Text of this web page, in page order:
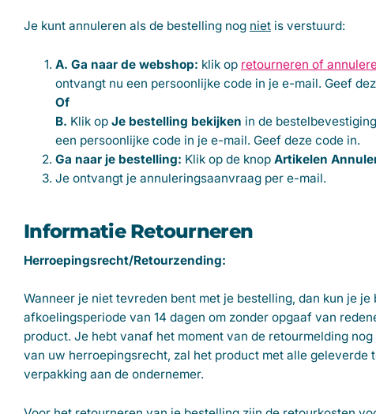
Je kunt annuleren als de bestelling nog niet is verstuurd:
A. Ga naar de webshop: klik op retourneren of
ontvangt nu een persoonlijke code in je e-mail. Geef
Of
B. Klik op Je bestelling bekijken in de bestelbevestiging
een persoonlijke code in je e-mail. Geef deze code in.
Ga naar je bestelling: Klik op de knop Artikelen
Je ontvangt je annuleringsaanvraag per e-mail.
Informatie Retourneren
Herroepingsrecht/Retourzending:
Wanneer je niet tevreden bent met je bestelling, dan kun je
afkoelingsperiode van 14 dagen om zonder opgaaf van
product. Je hebt vanaf het moment van de retourmelding
van uw herroepingsrecht, zal het product met alle
verpakking aan de ondernemer.